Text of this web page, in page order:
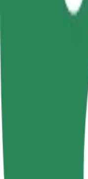
Trajets fiables dans des
Confort